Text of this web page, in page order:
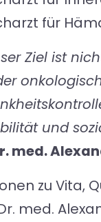
für
Ziel ist
und
med.
zu Vita,
med.